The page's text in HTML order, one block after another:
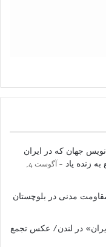
جهان که در ایران
زنده یاد
آگوست 4,
مقاومت مدنی در بلوچستان
در لندن/ عکس تجمع